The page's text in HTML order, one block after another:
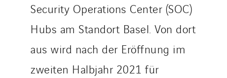
Security Operations Center (SOC)
Hubs am Standort Basel. Von dort
aus wird nach der Eröffnung im
zweiten Halbjahr 2021 für